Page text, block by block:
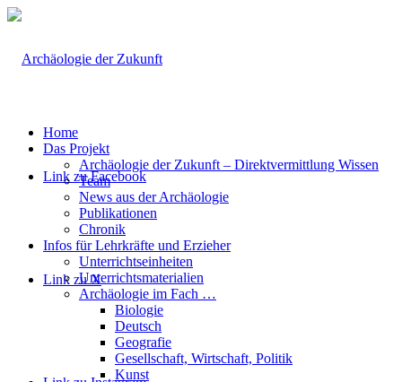
Link zu Facebook
Link zu X
Home
Das Projekt
Archäologie der Zukunft – Direktvermittlung Wissen
Team
News aus der Archäologie
Publikationen
Chronik
Infos für Lehrkräfte und Erzieher
Unterrichtseinheiten
Unterrichtsmaterialien
Archäologie im Fach …
Biologie
Deutsch
Geografie
Gesellschaft, Wirtschaft, Politik
Kunst